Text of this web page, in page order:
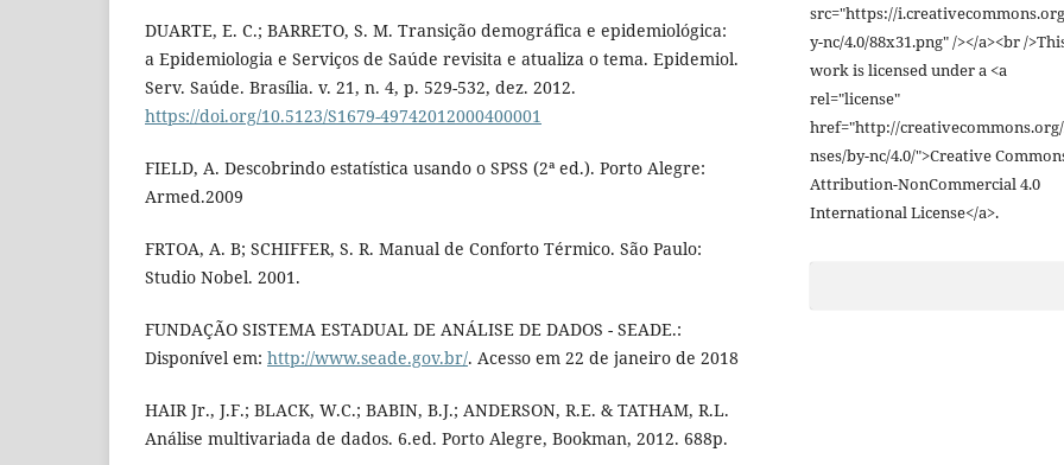
DUARTE, E. C.; BARRETO, S. M. Transição demográfica e epidemiológica:
a Epidemiologia e Serviços de Saúde revisita e atualiza o tema. Epidemiol.
Serv. Saúde. Brasília. v. 21, n. 4, p. 529-532, dez. 2012.
https://doi.org/10.5123/S1679-49742012000400001
FIELD, A. Descobrindo estatística usando o SPSS (2ª ed.). Porto Alegre:
Armed.2009
FRTOA, A. B; SCHIFFER, S. R. Manual de Conforto Térmico. São Paulo:
Studio Nobel. 2001.
FUNDAÇÃO SISTEMA ESTADUAL DE ANÁLISE DE DADOS - SEADE.:
Disponível em: http://www.seade.gov.br/. Acesso em 22 de janeiro de 2018
HAIR Jr., J.F.; BLACK, W.C.; BABIN, B.J.; ANDERSON, R.E. & TATHAM, R.L.
Análise multivariada de dados. 6.ed. Porto Alegre, Bookman, 2012. 688p.
src="https://
y-nc/4.0/88x31.png" /></a><br /
work is licensed under a <a
rel="license"
href="http://
nses/by-nc/4.0/">Creative
Attribution-NonCommercial 4.0
International License</a>.